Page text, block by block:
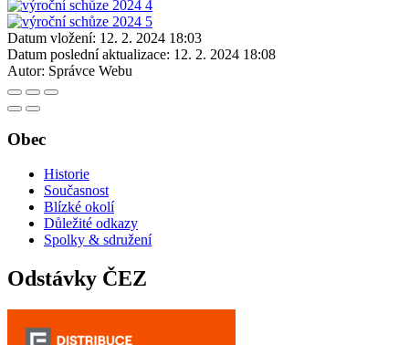
Datum vložení: 12. 2. 2024 18:03
Datum poslední aktualizace: 12. 2. 2024 18:08
Autor: Správce Webu
Obec
Historie
Současnost
Blízké okolí
Důležité odkazy
Spolky & sdružení
Odstávky ČEZ